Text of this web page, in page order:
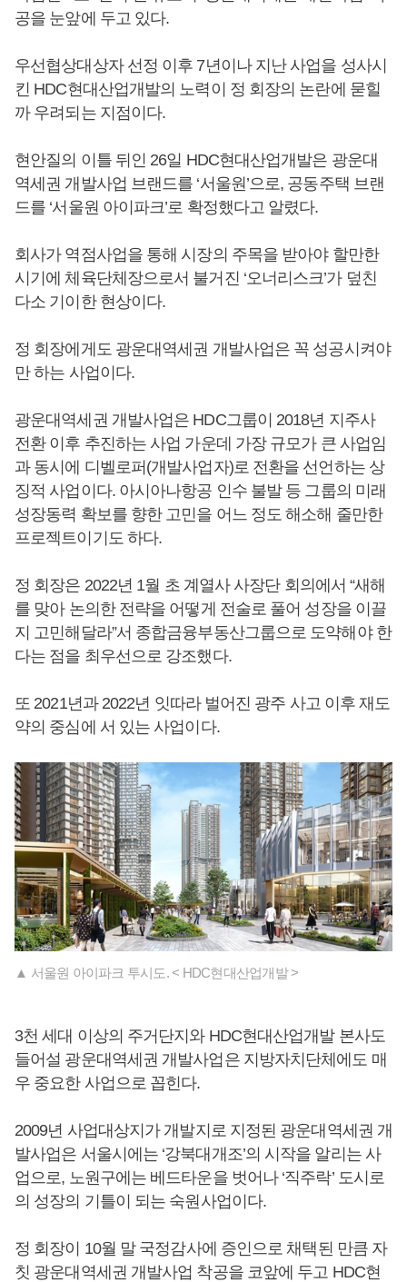
공을 눈앞에 두고 있다.
우선협상대상자 선정 이후 7년이나 지난 사업을 성사시
킨 HDC현대산업개발의 노력이 정 회장의 논란에 묻힐
까 우려되는 지점이다.
현안질의 이틀 뒤인 26일 HDC현대산업개발은 광운대
역세권 개발사업 브랜드를 ‘서울원’으로, 공동주택 브랜
드를 ‘서울원 아이파크’로 확정했다고 알렸다.
회사가 역점사업을 통해 시장의 주목을 받아야 할만한
시기에 체육단체장으로서 불거진 ‘오너리스크’가 덮친
다소 기이한 현상이다.
정 회장에게도 광운대역세권 개발사업은 꼭 성공시켜야
만 하는 사업이다.
광운대역세권 개발사업은 HDC그룹이 2018년 지주사
전환 이후 추진하는 사업 가운데 가장 규모가 큰 사업임
과 동시에 디벨로퍼(개발사업자)로 전환을 선언하는 상
징적 사업이다. 아시아나항공 인수 불발 등 그룹의 미래
성장동력 확보를 향한 고민을 어느 정도 해소해 줄만한
프로젝트이기도 하다.
정 회장은 2022년 1월 초 계열사 사장단 회의에서 “새해
를 맞아 논의한 전략을 어떻게 전술로 풀어 성장을 이끌
지 고민해달라”서 종합금융부동산그룹으로 도약해야 한
다는 점을 최우선으로 강조했다.
또 2021년과 2022년 잇따라 벌어진 광주 사고 이후 재도
약의 중심에 서 있는 사업이다.
▲ 서울원 아이파크 투시도. < HDC현대산업개발 >
3천 세대 이상의 주거단지와 HDC현대산업개발 본사도
들어설 광운대역세권 개발사업은 지방자치단체에도 매
우 중요한 사업으로 꼽힌다.
2009년 사업대상지가 개발지로 지정된 광운대역세권 개
발사업은 서울시에는 ‘강북대개조’의 시작을 알리는 사
업으로, 노원구에는 베드타운을 벗어나 ‘직주락’ 도시로
의 성장의 기틀이 되는 숙원사업이다.
정 회장이 10월 말 국정감사에 증인으로 채택된 만큼 자
칫 광운대역세권 개발사업 착공을 코앞에 두고 HDC현